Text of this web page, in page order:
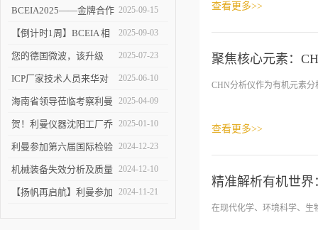
塑 ICP-MS 分析新境界！
BCEIA2025——金牌合作
伙伴的见证
2025-09-15
【倒计时1周】BCEIA 相
约利曼 不见不散 9.10-12
2025-09-03
您的德国微波，该升级
了！
2025-07-23
ICP厂家技术人员来华对
利曼进行培训
2025-06-10
海南省领导莅临考察利曼
仪器沈阳工厂
2025-04-09
贺！利曼仪器沈阳工厂乔
迁新址
2025-01-10
利曼参加第六届国际检验
检测技术与装备博览会
2024-12-23
机械装备失效分析及质量
改进技术交流会在陕举办
2024-12-10
【扬帆再启航】利曼参加 2024-11-21
查看更多>>
聚焦核心元素：
CHN分析仪作为有机元素
查看更多>>
精准解析有机世
在现代化学、环境科学、生